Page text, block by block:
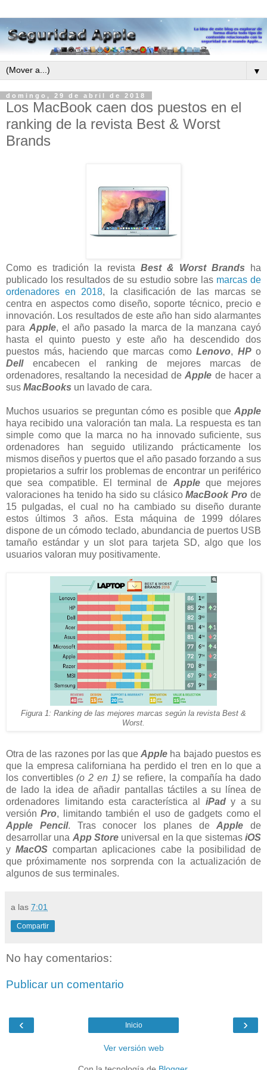
▼
domingo, 29 de abril de 2018
Los MacBook caen dos puestos en el
ranking de la revista Best & Worst
Brands
Como es tradición la revista Best & Worst Brands ha
publicado los resultados de su estudio sobre las marcas de
ordenadores en 2018, la clasificación de las marcas se
centra en aspectos como diseño, soporte técnico, precio e
innovación. Los resultados de este año han sido alarmantes
para Apple, el año pasado la marca de la manzana cayó
hasta el quinto puesto y este año ha descendido dos
puestos más, haciendo que marcas como Lenovo, HPo
Dellencabecen el ranking de mejores marcas de
ordenadores, resaltando la necesidad deApple de hacer a
sus MacBooks un lavado de cara.
Muchos usuarios se preguntan cómo es posible que Apple
haya recibido una valoración tan mala. La respuesta es tan
simple como que la marca no ha innovado suficiente, sus
ordenadores han seguido utilizando prácticamente los
mismos diseños y puertos que el año pasado forzando a sus
propietarios a sufrir los problemas de encontrar un periférico
que sea compatible. El terminal de Appleque mejores
valoraciones ha tenido ha sido su clásicoMacBook Pro de
15 pulgadas, el cual no ha cambiado su diseño durante
estos últimos 3 años. Esta máquina de 1999 dólares
dispone de un cómodo teclado, abundancia de puertos USB
tamaño estándar y un slot para tarjeta SD, algo que los
usuarios valoran muy positivamente.
Figura 1: Ranking de las mejores marcas según la revista Best &
Worst.
Otra de las razones por las queApple ha bajado puestos es
que la empresa californiana ha perdido el tren en lo que a
los convertibles(o 2 en 1)se refiere, la compañía ha dado
de lado la idea de añadir pantallas táctiles a su línea de
ordenadores limitando esta característica al iPady a su
versiónPro, limitando también el uso de gadgets como el
Apple Pencil. Tras conocer los planes deApple de
desarrollar una App Store universal en la que sistemasiOS
yMacOS compartan aplicaciones cabe la posibilidad de
que próximamente nos sorprenda con la actualización de
algunos de sus terminales.
a las 7:01
Compartir
No hay comentarios:
Publicar un comentario
‹ ›
Inicio
Ver versión web